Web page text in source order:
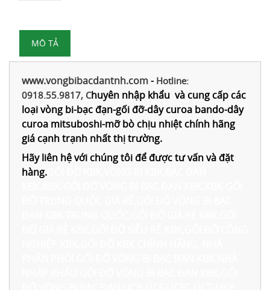
MÔ TẢ
www.vongbibacdantnh.com- Hotline:
0918.55.9817, Chuyên nhập khẩu và cung cấp các
loại vòng bi-bạc đạn-gối đỡ-dây curoa bando-dây
curoa mitsuboshi-mỡ bò chịu nhiệt chính hãng
giá cạnh trạnh nhất thị trường.
Hãy liên hệ với chúng tôi để được tư vấn và đặt
hàng.